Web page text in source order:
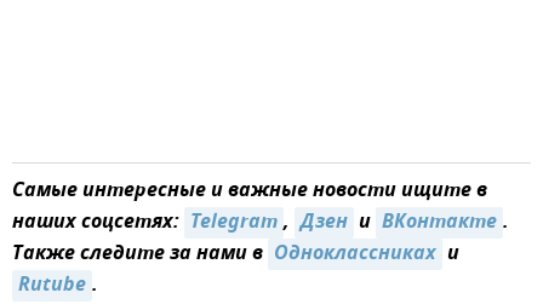
Самые интересные и важные новости ищите в
наших соцсетях: Telegram, Дзен и ВКонтакте.
Также следите за нами в Одноклассниках и
Rutube.